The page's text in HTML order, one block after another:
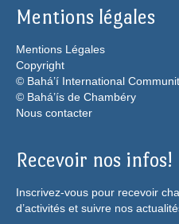
Mentions légales
Mentions Légales
Copyright
© Bahá’í International
© Bahá’ís de Chambéry
Nous contacter
Recevoir nos infos!
Inscrivez-vous pour recevoir
d’activités et suivre nos